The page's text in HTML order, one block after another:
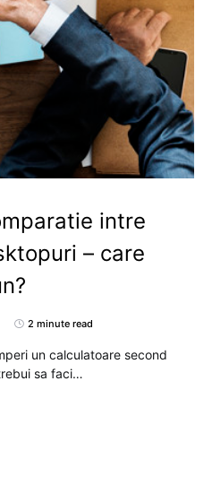
intre
– care
2 minute read
un calculatoare second
sa faci…